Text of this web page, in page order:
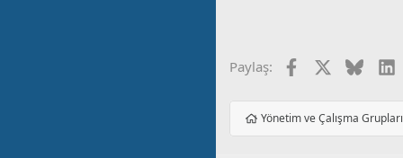
Paylaş: Facebook
Yönetim ve Çalışma Grupları